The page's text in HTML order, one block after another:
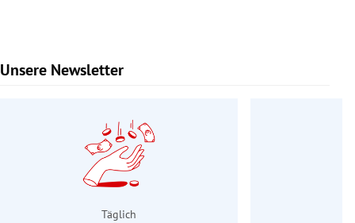
Unsere Newsletter
Slide 1 von 9
Täglich